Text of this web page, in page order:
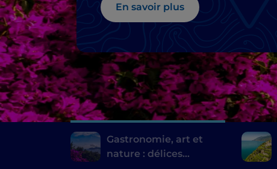
En savoir plus
Gastronomie, art et
nature : délices